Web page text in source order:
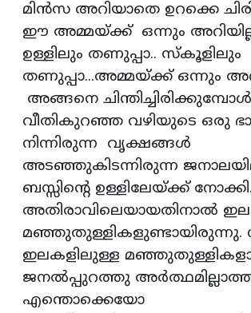
മിൻസ അറിയാതെ ഉറക്കെ
ഈ അമ്മയ്ക്ക് ഒന്നും
ഉള്ളിലും തണുപ്പാ.. സ്കൂളിലും
തണുപ്പാ...അമ്മയ്ക്ക് ഒന്നും
അങ്ങനെ ചിന്തിച്ചിരിക്കുമ്പോൾ
വീതികുറഞ്ഞ വഴിയുടെ ഒരു
നിന്നിരുന്ന വൃക്ഷങ്ങൾ
അടഞ്ഞുകിടന്നിരുന്ന
ബസ്സിന്റെ ഉള്ളിലേയ്ക്ക് നോക്കി.
അതിരാവിലെയായതിനാൽ
മഞ്ഞുതുള്ളികളുണ്ടായിരുന്നു.
ഇലകളിലുള്ള
ജനൽപ്പുറത്തു
എന്തൊക്കെയോ